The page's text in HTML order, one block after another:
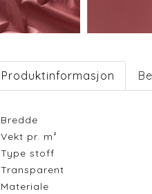
Produktinformasjon
Bredde
Vekt pr. m²
Type stoff
Transparent
Materiale